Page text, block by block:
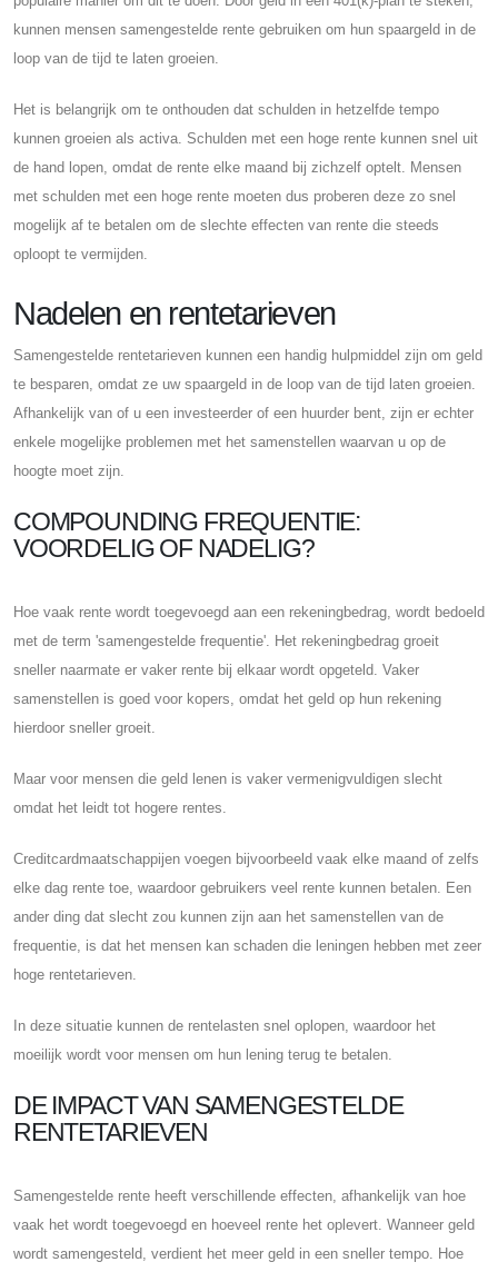
kunnen mensen samengestelde rente gebruiken om hun spaargeld in de
loop van de tijd te laten groeien.
Het is belangrijk om te onthouden dat schulden in hetzelfde tempo
kunnen groeien als activa. Schulden met een hoge rente kunnen snel uit
de hand lopen, omdat de rente elke maand bij zichzelf optelt. Mensen
met schulden met een hoge rente moeten dus proberen deze zo snel
mogelijk af te betalen om de slechte effecten van rente die steeds
oploopt te vermijden.
Nadelen en rentetarieven
Samengestelde rentetarieven kunnen een handig hulpmiddel zijn om geld
te besparen, omdat ze uw spaargeld in de loop van de tijd laten groeien.
Afhankelijk van of u een investeerder of een huurder bent, zijn er echter
enkele mogelijke problemen met het samenstellen waarvan u op de
hoogte moet zijn.
COMPOUNDING FREQUENTIE:
VOORDELIG OF NADELIG?
Hoe vaak rente wordt toegevoegd aan een rekeningbedrag, wordt bedoeld
met de term 'samengestelde frequentie'. Het rekeningbedrag groeit
sneller naarmate er vaker rente bij elkaar wordt opgeteld. Vaker
samenstellen is goed voor kopers, omdat het geld op hun rekening
hierdoor sneller groeit.
Maar voor mensen die geld lenen is vaker vermenigvuldigen slecht
omdat het leidt tot hogere rentes.
Creditcardmaatschappijen voegen bijvoorbeeld vaak elke maand of zelfs
elke dag rente toe, waardoor gebruikers veel rente kunnen betalen. Een
ander ding dat slecht zou kunnen zijn aan het samenstellen van de
frequentie, is dat het mensen kan schaden die leningen hebben met zeer
hoge rentetarieven.
In deze situatie kunnen de rentelasten snel oplopen, waardoor het
moeilijk wordt voor mensen om hun lening terug te betalen.
DE IMPACT VAN SAMENGESTELDE
RENTETARIEVEN
Samengestelde rente heeft verschillende effecten, afhankelijk van hoe
vaak het wordt toegevoegd en hoeveel rente het oplevert. Wanneer geld
wordt samengesteld, verdient het meer geld in een sneller tempo. Hoe